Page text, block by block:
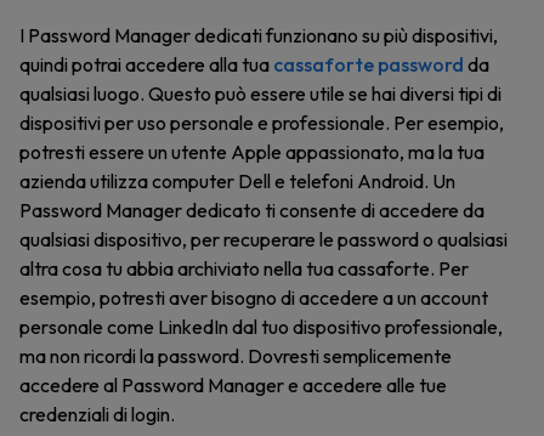
I Password Manager dedicati funzionano su più dispositivi,
quindi potrai accedere alla tua cassaforte password da
qualsiasi luogo. Questo può essere utile se hai diversi tipi di
dispositivi per uso personale e professionale. Per esempio,
potresti essere un utente Apple appassionato, ma la tua
azienda utilizza computer Dell e telefoni Android. Un
Password Manager dedicato ti consente di accedere da
qualsiasi dispositivo, per recuperare le password o qualsiasi
altra cosa tu abbia archiviato nella tua cassaforte. Per
esempio, potresti aver bisogno di accedere a un account
personale come LinkedIn dal tuo dispositivo professionale,
ma non ricordi la password. Dovresti semplicemente
accedere al Password Manager e accedere alle tue
credenziali di login.